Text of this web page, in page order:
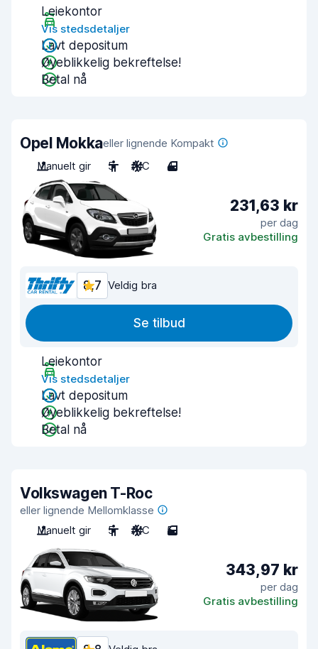
Leiekontor
Vis stedsdetaljer
Lavt depositum
Øyeblikkelig bekreftelse!
Betal nå
Opel Mokkaeller lignende Kompakt
Manuelt gir
5 A/C 4
231,63 kr
per dag
Gratis avbestilling
8,7 Veldig bra
Se tilbud
Leiekontor
Vis stedsdetaljer
Lavt depositum
Øyeblikkelig bekreftelse!
Betal nå
Volkswagen T-Roc
eller lignende Mellomklasse
Manuelt gir
5 A/C 5
343,97 kr
per dag
Gratis avbestilling